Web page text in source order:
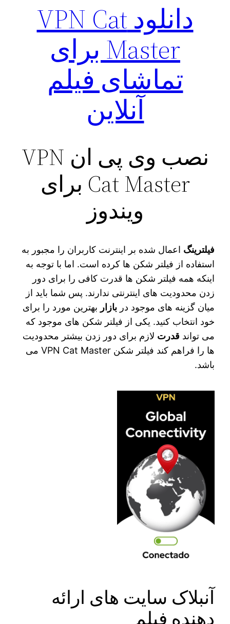
دانلود VPN Cat
Master برای
تماشای فیلم
آنلاین
نصب وی پی ان VPN
Cat Master برای
ویندوز
فیلترینگ اعمال شده بر اینترنت کاربران را مجبور به
استفاده از فیلتر شکن‌ ها کرده است. اما با توجه به
اینکه همه فیلتر شکن ها قدرت کافی را برای دور
زدن محدودیت های اینترنتی ندارند. پس شما باید از
میان گزینه های موجود دربازار بهترین مورد را برای
خود انتخاب کنید. یکی از فیلتر شکن های موجود که
می‌ تواند قدرت لازم برای دور زدن بیشتر محدودیت‌
ها را فراهم کند فیلتر شکن VPN Cat Master می
باشد.
آنبلاک سایت های ارائه
دهنده فیلم